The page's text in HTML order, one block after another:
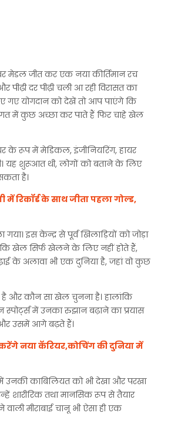
मेडल जीत कर एक नया कीर्तिमान रच
दर पीढ़ी चली आ रही विरासत का
गए योगदान को देखें तो आप पाएंगे कि
में कुछ अच्छा कर पाते हैं फिर चाहे खेल
रूप में मेडिकल, इंजीनियरिंग, हायर
शुरूआत थी, लोगों को बताने के लिए
है।
रिकॉर्ड के साथ जीता पहला गोल्ड,
इस केन्द्र से पूर्व खिलाड़ियों को जोड़ा
कि खेल सिर्फ खेलने के लिए नहीं होते हैं,
के अलावा भी एक दुनिया है, जहां वो कुछ
और कौन सा खेल चुनना है। हालांकि
स्पोर्ट्स में उनका रुझान बढ़ाने का प्रयास
उसमें आगे बढ़ते हैं।
नया कॅरियर,कोचिंग की दुनिया में
काबिलियत को भी देखा और परखा
शारीरिक तथा मानसिक रूप से तैयार
मीराबाई चानू भी ऐसा ही एक